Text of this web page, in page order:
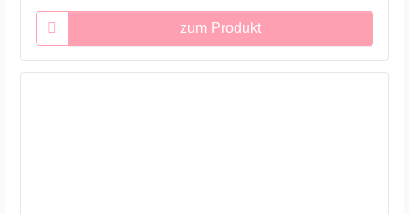
zum Produkt